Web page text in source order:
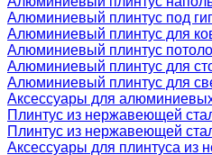
Алюминиевый плинтус под
Алюминиевый плинтус для
Алюминиевый плинтус
Алюминиевый плинтус для
Алюминиевый плинтус для
Аксессуары для
Плинтус из нержавеющей
Плинтус из нержавеющей
Аксессуары для плинтуса из